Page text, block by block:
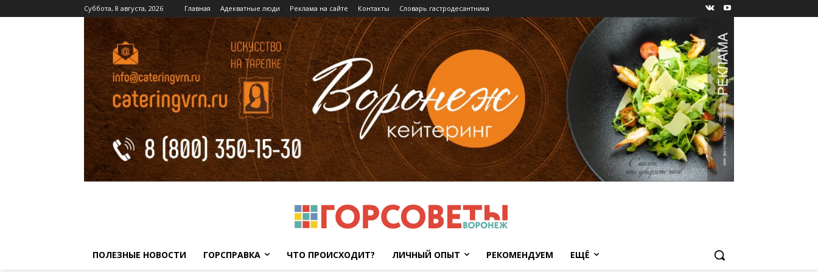
Суббота, 8 августа, 2026 Главная Адекватные люди Реклама на сайте Контакты Словарь гастродесантника
ПОЛЕЗНЫЕ НОВОСТИ ГОРСПРАВКА ЧТО ПРОИСХОДИТ? ЛИЧНЫЙ ОПЫТ РЕКОМЕНДУЕМ ЕЩЁ